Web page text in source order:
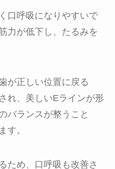
口呼吸になりやすいで
力が低下し、たるみを
が正しい位置に戻る
れ、美しいEラインが形
バランスが整うこと
す。
ため、口呼吸も改善さ